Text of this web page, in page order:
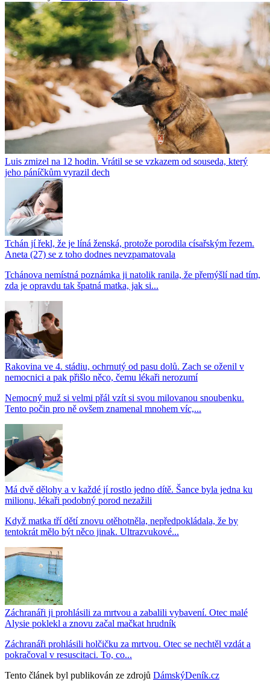
Luis zmizel na 12 hodin. Vrátil se se vzkazem od souseda, který
jeho páníčkům vyrazil dech
Tchán jí řekl, že je líná ženská, protože porodila císařským řezem.
Aneta (27) se z toho dodnes nevzpamatovala
Tchánova nemístná poznámka ji natolik ranila, že přemýšlí nad tím,
zda je opravdu tak špatná matka, jak si...
Rakovina ve 4. stádiu, ochrnutý od pasu dolů. Zach se oženil v
nemocnici a pak přišlo něco, čemu lékaři nerozumí
Nemocný muž si velmi přál vzít si svou milovanou snoubenku.
Tento počin pro ně ovšem znamenal mnohem víc,...
Má dvě dělohy a v každé jí rostlo jedno dítě. Šance byla jedna ku
milionu, lékaři podobný porod nezažili
Když matka tří dětí znovu otěhotněla, nepředpokládala, že by
tentokrát mělo být něco jinak. Ultrazvukové...
Záchranáři ji prohlásili za mrtvou a zabalili vybavení. Otec malé
Alysie poklekl a znovu začal mačkat hrudník
Záchranáři prohlásili holčičku za mrtvou. Otec se nechtěl vzdát a
pokračoval v resuscitaci. To, co...
Tento článek byl publikován ze zdrojů DámskýDeník.cz